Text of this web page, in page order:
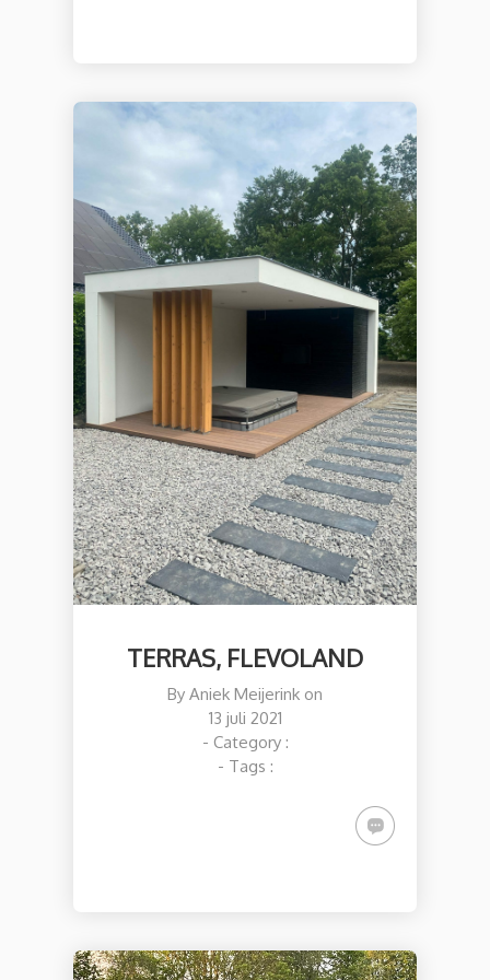
TERRAS, FLEVOLAND
By Aniek Meijerink on
13 juli 2021
- Category :
- Tags :